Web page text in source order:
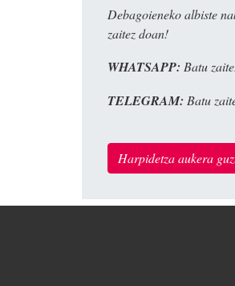
Debagoieneko albiste
zaitez doan!
WHATSAPP: Batu
TELEGRAM: Batu
Harpidetza aukera